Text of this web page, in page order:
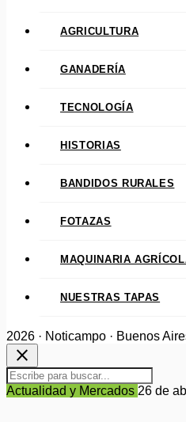
AGRICULTURA
GANADERÍA
TECNOLOGÍA
HISTORIAS
BANDIDOS RURALES
FOTAZAS
MAQUINARIA
NUESTRAS TAPAS
2026 · Noticampo · Buenos
close
Actualidad y Mercados 26 de